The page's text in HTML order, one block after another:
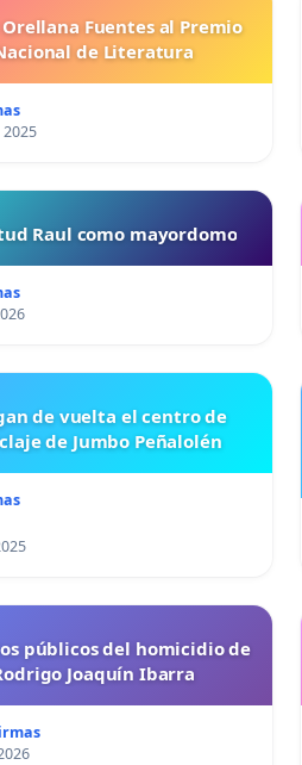
Fuentes al Premio
de Literatura
Raul como mayordomo
de vuelta el centro de
de Jumbo Peñalolén
públicos del homicidio de
Joaquín Ibarra